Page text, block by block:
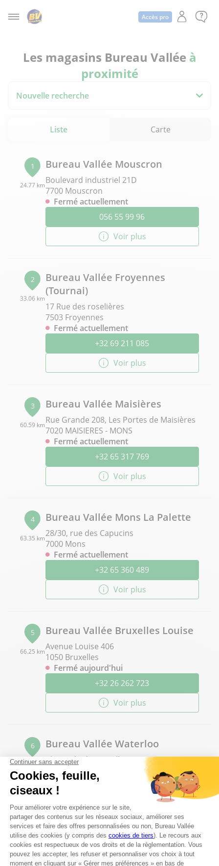
Accès pro
Les magasins Bureau Vallée à
proximité
Nouvelle recherche
Liste Carte
1
24.77 km
Bureau Vallée Mouscron
Boulevard industriel 21D
7700 Mouscron
Fermé actuellement
056 55 99 96
Voir plus
2
33.06 km
Bureau Vallée Froyennes
(Tournai)
17 Rue des roselières
7503 Froyennes
Fermé actuellement
+32 69 211 085
Voir plus
3
60.59 km
Bureau Vallée Maisières
Rue Grande 208, Les Portes de Maisières
7020 MAISIERES - MONS
Fermé actuellement
+32 65 317 769
Voir plus
4
63.35 km
Bureau Vallée Mons La Palette
28/30, rue des Capucins
7000 Mons
Fermé actuellement
+32 65 360 489
Voir plus
5
66.25 km
Bureau Vallée Bruxelles Louise
Avenue Louise 406
1050 Bruxelles
Fermé aujourd'hui
+32 26 262 723
Voir plus
6
72.42 km
Bureau Vallée Waterloo
Chaussée de Bruxelles 509
1410 Waterloo
Fermé actuellement
Voir plus
Les questions les plus fréquentes